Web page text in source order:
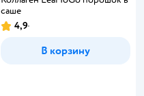
саше
Рейтинг:
4,9
В корзину